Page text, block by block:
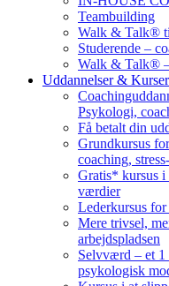
Teambuilding
Walk & Talk®
Studerende –
Walk & Talk®
Uddannelser & Kurser
Psykologi,
Få betalt din
Grundkursus
coaching,
Gratis* kursus
værdier
Lederkursus
Mere trivsel,
arbejdspladsen
Selvværd – et 1
psykologisk